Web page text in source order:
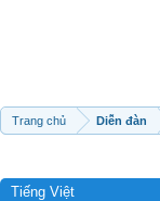
Trang chủ Diễn đàn
Tiếng Việt